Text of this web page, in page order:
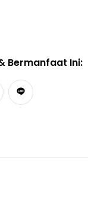
Bermanfaat Ini: